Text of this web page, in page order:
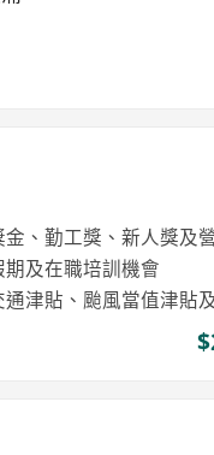
、勤工獎、新人獎及
及在職培訓機會
津貼、颱風當值津貼